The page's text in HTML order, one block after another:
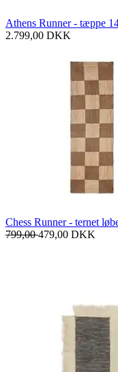
Athens Runner - tæppe
2.799,00 DKK
Chess Runner - ternet
799,00479,00 DKK